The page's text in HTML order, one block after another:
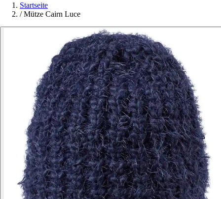
Startseite
/ Mütze Cairn Luce